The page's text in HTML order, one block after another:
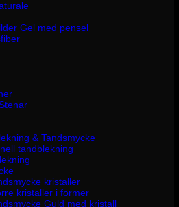
Gel med pensel
& Tandsmycke
tandblekning
kristaller
kristaller i former
Guld med kristall